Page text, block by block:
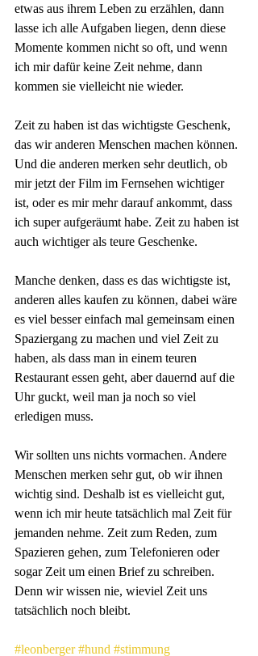
etwas aus ihrem Leben zu erzählen, dann
lasse ich alle Aufgaben liegen, denn diese
Momente kommen nicht so oft, und wenn
ich mir dafür keine Zeit nehme, dann
kommen sie vielleicht nie wieder.
Zeit zu haben ist das wichtigste Geschenk,
das wir anderen Menschen machen können.
Und die anderen merken sehr deutlich, ob
mir jetzt der Film im Fernsehen wichtiger
ist, oder es mir mehr darauf ankommt, dass
ich super aufgeräumt habe. Zeit zu haben ist
auch wichtiger als teure Geschenke.
Manche denken, dass es das wichtigste ist,
anderen alles kaufen zu können, dabei wäre
es viel besser einfach mal gemeinsam einen
Spaziergang zu machen und viel Zeit zu
haben, als dass man in einem teuren
Restaurant essen geht, aber dauernd auf die
Uhr guckt, weil man ja noch so viel
erledigen muss.
Wir sollten uns nichts vormachen. Andere
Menschen merken sehr gut, ob wir ihnen
wichtig sind. Deshalb ist es vielleicht gut,
wenn ich mir heute tatsächlich mal Zeit für
jemanden nehme. Zeit zum Reden, zum
Spazieren gehen, zum Telefonieren oder
sogar Zeit um einen Brief zu schreiben.
Denn wir wissen nie, wieviel Zeit uns
tatsächlich noch bleibt.
#leonberger #hund #stimmung